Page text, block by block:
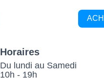
Horaires
Du lundi au Samedi
10h - 19h